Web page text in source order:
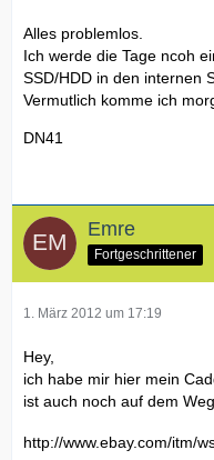
Alles problemlos.
Ich werde die Tage ncoh
SSD/HDD in den internen
Vermutlich komme ich
DN41
Emre
Fortgeschrittener
1. März 2012 um 17:19
Hey,
ich habe mir hier mein
ist auch noch auf dem
http://www.ebay.com/itm/